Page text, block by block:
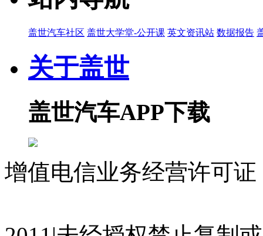
盖世汽车社区 盖世大学堂-公开课 英文资讯站 数据报告
关于盖世
盖世汽车APP下载
增值电信业务经营许可